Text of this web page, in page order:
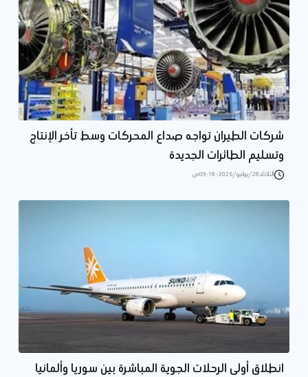
شركات الطيران تواجه صداع المحركات وسط تأخر الإنتاج
وتسليم الطائرات الجديدة
الثلاثاء 28/يوليو/2026 - 09:18 ص
انطلاق أولى الرحلات الجوية المباشرة بين سوريا وألمانيا